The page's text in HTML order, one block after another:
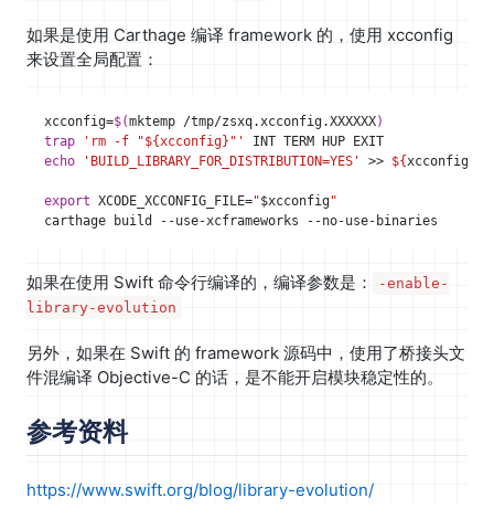
如果是使用 Carthage 编译 framework 的，使用 xcconfig
来设置全局配置：
xcconfig=$(mktemp /tmp/zsxq.xcconfig.XXXXXX)
trap
'rm -f "${xcconfig}"'
echo
'BUILD_LIBRARY_FOR_DISTRIBUTION=YES' >> ${xcconfig
export XCODE_XCCONFIG_FILE="$xcconfig"
如果在使用 Swift 命令行编译的，编译参数是：
-enable-
library-evolution
另外，如果在 Swift 的 framework 源码中，使用了桥接头文
件混编译 Objective-C 的话，是不能开启模块稳定性的。
参考资料
https://www.swift.org/blog/library-evolution/